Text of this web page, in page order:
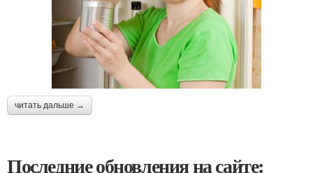
читать дальше →
Последние обновления на сайте: